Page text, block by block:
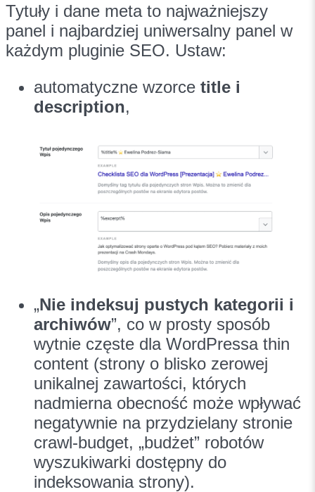
Tytuły i dane meta to najważniejszy
panel i najbardziej uniwersalny panel w
każdym pluginie SEO. Ustaw:
automatyczne wzorce title i
description,
„Nie indeksuj pustych kategorii i
archiwów”, co w prosty sposób
wytnie częste dla WordPressa thin
content (strony o blisko zerowej
unikalnej zawartości, których
nadmierna obecność może wpływać
negatywnie na przydzielany stronie
crawl-budget, „budżet” robotów
wyszukiwarki dostępny do
indeksowania strony).